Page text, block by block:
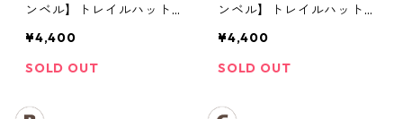
ンベル】トレイルハット：
ハット Men's ブラック Lサ
イズ
¥4,400
SOLD OUT
ンベル】トレイルハット：
ハット Men's ブラック Lサ
イズ
¥4,400
SOLD OUT